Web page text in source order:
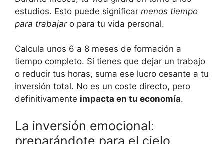
estudios. Esto puede significar menos tiempo
para trabajaro para tu vida personal.
Calcula unos 6 a 8 meses de formación a
tiempo completo. Si tienes que dejar un trabajo
o reducir tus horas, suma ese lucro cesante a tu
inversión total. No es un coste directo, pero
definitivamente impacta en tu economía.
La inversión emocional:
preparándote para el cielo